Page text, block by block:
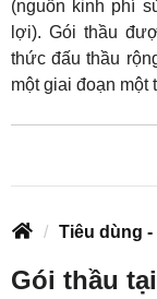
(nguồn kinh phí
lợi). Gói thầu
thức đấu thầu
một giai đoạn một
Tiêu dùng
Gói thầu